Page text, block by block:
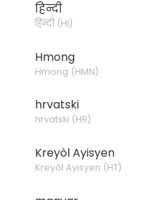
हिन्दी
हिन्दी(HI)
Hmong
Hmong (HMN)
hrvatski
hrvatski (HR)
Kreyòl Ayisyen
Kreyòl Ayisyen (HT)